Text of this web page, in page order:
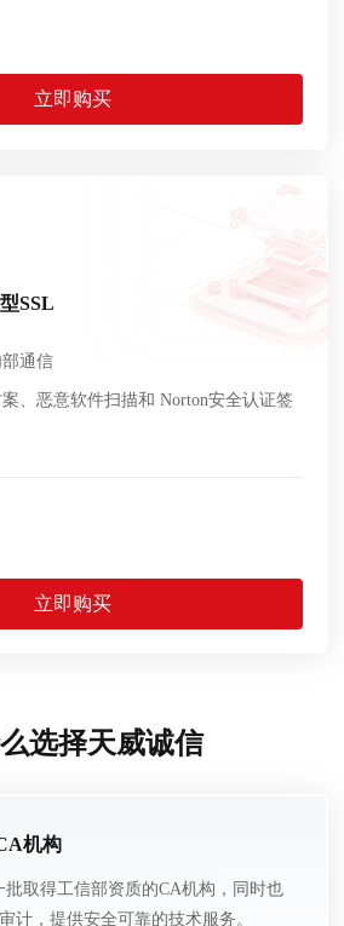
立即购买
SSL
通信
、恶意软件扫描和 Norton安全认证签
立即购买
选择天威诚信
机构
批取得工信部资质的CA机构，同时也
计，提供安全可靠的技术服务。